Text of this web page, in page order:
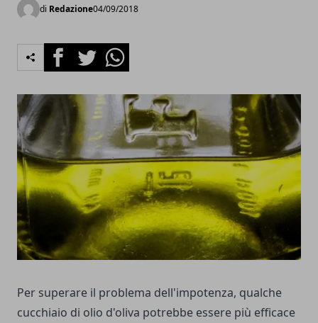
di Redazione04/09/2018
FacebookTwitterWhatsapp
Per superare il problema dell'impotenza, qualche
cucchiaio di olio d'oliva potrebbe essere più efficace